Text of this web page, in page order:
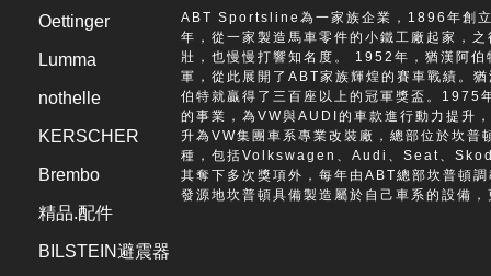
Oettinger
Lumma
nothelle
KERSCHER
Brembo
精品.配件
BILSTEIN避震器
ABT Sportsline為一家族企業，1896年創
年，從一家製造馬車零件的小鐵工廠起家，
壯，也慢慢打響知名度。 1952年，猶漢阿
軍，從此展開了ABT家族輝煌的賽車戰績。
伯特就贏得了三百座以上的冠軍獎盃。1975
的事業，為VW與AUDI的車款進行動力提升
升為VW集團車系專業改裝廠，總部位於坎
種，包括Volkswagen、Audi、Seat、
其奪下多次獎項外，每年由ABT總部坎普頓
發源地坎普頓具備製造屬於自己車系的設備